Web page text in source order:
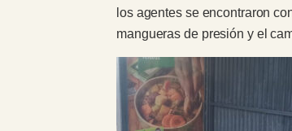
los agentes se encontraron
mangueras de presión y el